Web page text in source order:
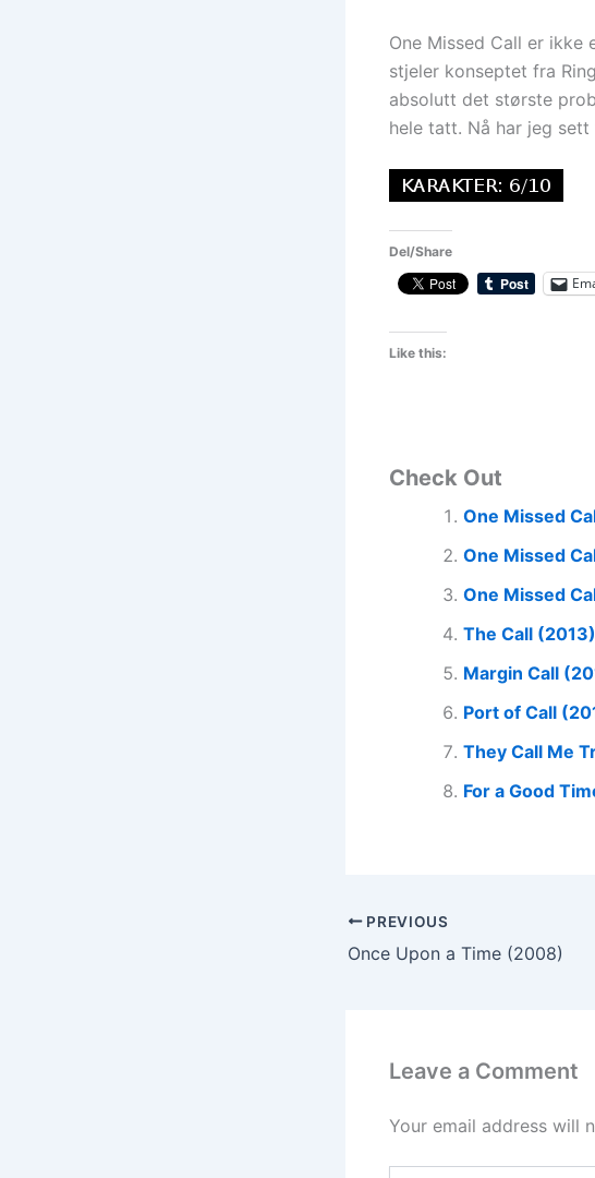
One Missed Call er ikke
stjeler konseptet fra
absolutt det største
hele tatt. Nå har jeg
Del/Share
Like this:
Check Out
One Missed
One Missed
One Missed
The Call (2013)
Margin Call
Port of Call
They Call Me
For a Good
PREVIOUS
Once Upon a Time (2008)
Leave a Comment
Your email address will